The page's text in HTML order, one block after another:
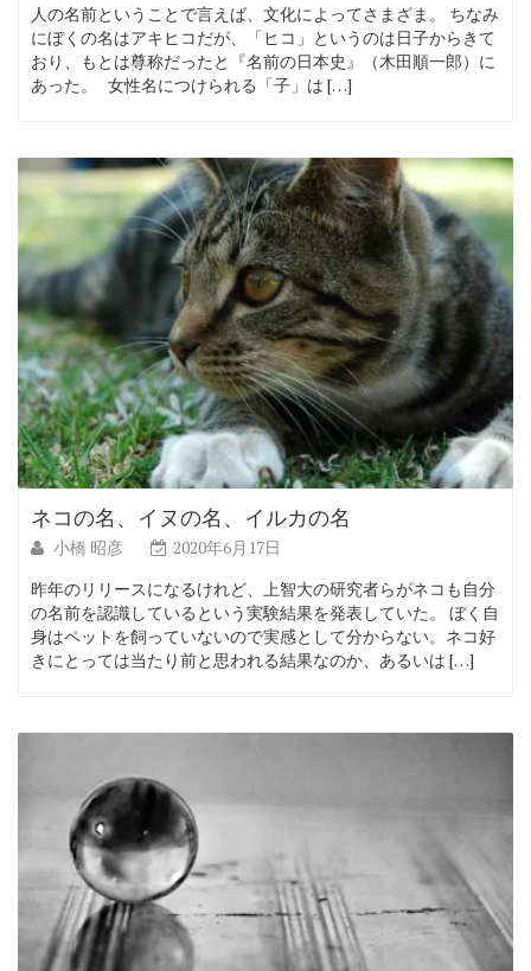
人の名前ということで言えば、文化によってさまざま。 ちなみ
にぼくの名はアキヒコだが、「ヒコ」というのは日子からきて
おり、もとは尊称だったと『名前の日本史』（木田順一郎）に
あった。 女性名につけられる「子」は […]
ネコの名、イヌの名、イルカの名
小橋 昭彦
2020年6月17日
昨年のリリースになるけれど、上智大の研究者らがネコも自分
の名前を認識しているという実験結果を発表していた。 ぼく自
身はペットを飼っていないので実感として分からない。ネコ好
きにとっては当たり前と思われる結果なのか、あるいは […]